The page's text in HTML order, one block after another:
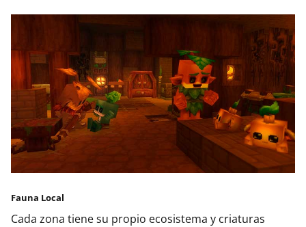
Fauna Local
Cada zona tiene su propio ecosistema y criaturas